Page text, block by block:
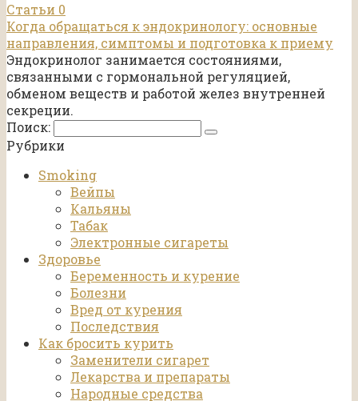
Статьи 0
Когда обращаться к эндокринологу: основные
направления, симптомы и подготовка к приему
Эндокринолог занимается состояниями,
связанными с гормональной регуляцией,
обменом веществ и работой желез внутренней
секреции.
Поиск:
Рубрики
Smoking
Вейпы
Кальяны
Табак
Электронные сигареты
Здоровье
Беременность и курение
Болезни
Вред от курения
Последствия
Как бросить курить
Заменители сигарет
Лекарства и препараты
Народные средства